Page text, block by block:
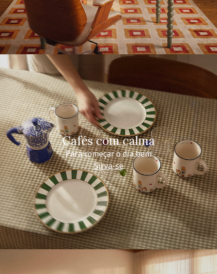
Cafés com calma
Para começar o dia bem
Sirva-se